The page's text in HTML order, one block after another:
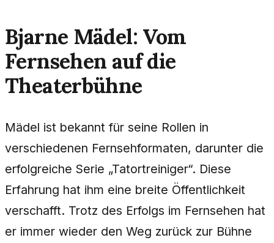
Bjarne Mädel: Vom
Fernsehen auf die
Theaterbühne
Mädel ist bekannt für seine Rollen in
verschiedenen Fernsehformaten, darunter die
erfolgreiche Serie „Tatortreiniger“. Diese
Erfahrung hat ihm eine breite Öffentlichkeit
verschafft. Trotz des Erfolgs im Fernsehen hat
er immer wieder den Weg zurück zur Bühne